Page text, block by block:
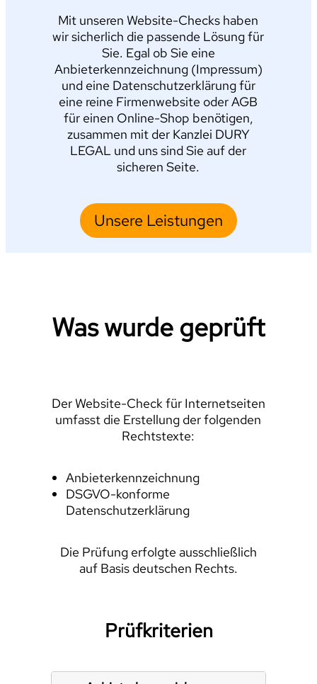
Mit unseren Website-Checks haben
wir sicherlich die passende Lösung für
Sie. Egal ob Sie eine
Anbieterkennzeichnung (Impressum)
und eine Datenschutzerklärung für
eine reine Firmenwebsite oder AGB
für einen Online-Shop benötigen,
zusammen mit der Kanzlei DURY
LEGAL und uns sind Sie auf der
sicheren Seite.
Unsere Leistungen
Was wurde geprüft
Der Website-Check für Internetseiten
umfasst die Erstellung der folgenden
Rechtstexte:
Anbieterkennzeichnung
DSGVO-konforme
Datenschutzerklärung
Die Prüfung erfolgte ausschließlich
auf Basis deutschen Rechts.
Prüfkriterien